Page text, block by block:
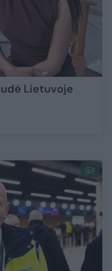
Lietuvoje
1